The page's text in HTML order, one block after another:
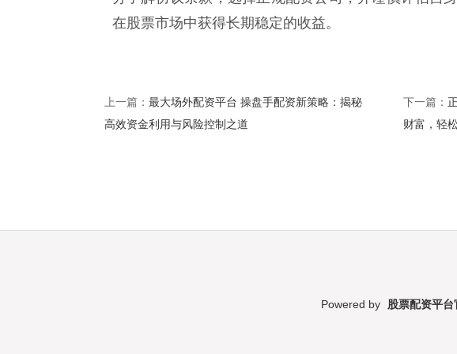
在股票市场中获得长期稳定的收益。
上一篇： 最大场外配资平台 操盘手配资新策略：揭秘
高效资金利用与风险控制之道
下一篇：
财富，轻
Powered by 股票配资平